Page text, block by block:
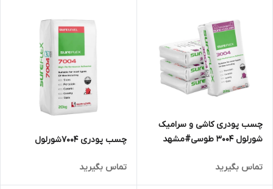
چسب پودری کاشی و سرامیک
شورلول 3004 طوسی#مشهد
تماس بگیرید
چسب پودری 7004شورلول
تماس بگیرید